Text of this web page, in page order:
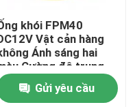
lượng mặt trời
lượng mặt trời
khói FPM40
Vật cản hàng
Ánh sáng hai
Cường độ trung
Gửi yêu cầu